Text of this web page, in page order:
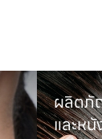
ผลิตภั
และห